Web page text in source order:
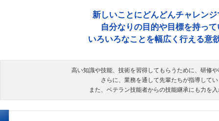
新しいことにどんどんチャレン
自分なりの目的や目標を持っ
いろいろなことを幅広く行える意
高い知識や技能、技術を習得してもらうために、研修
さらに、業務を通して先輩たちが指導して
また、ベテラン技能者からの技能継承にも力を